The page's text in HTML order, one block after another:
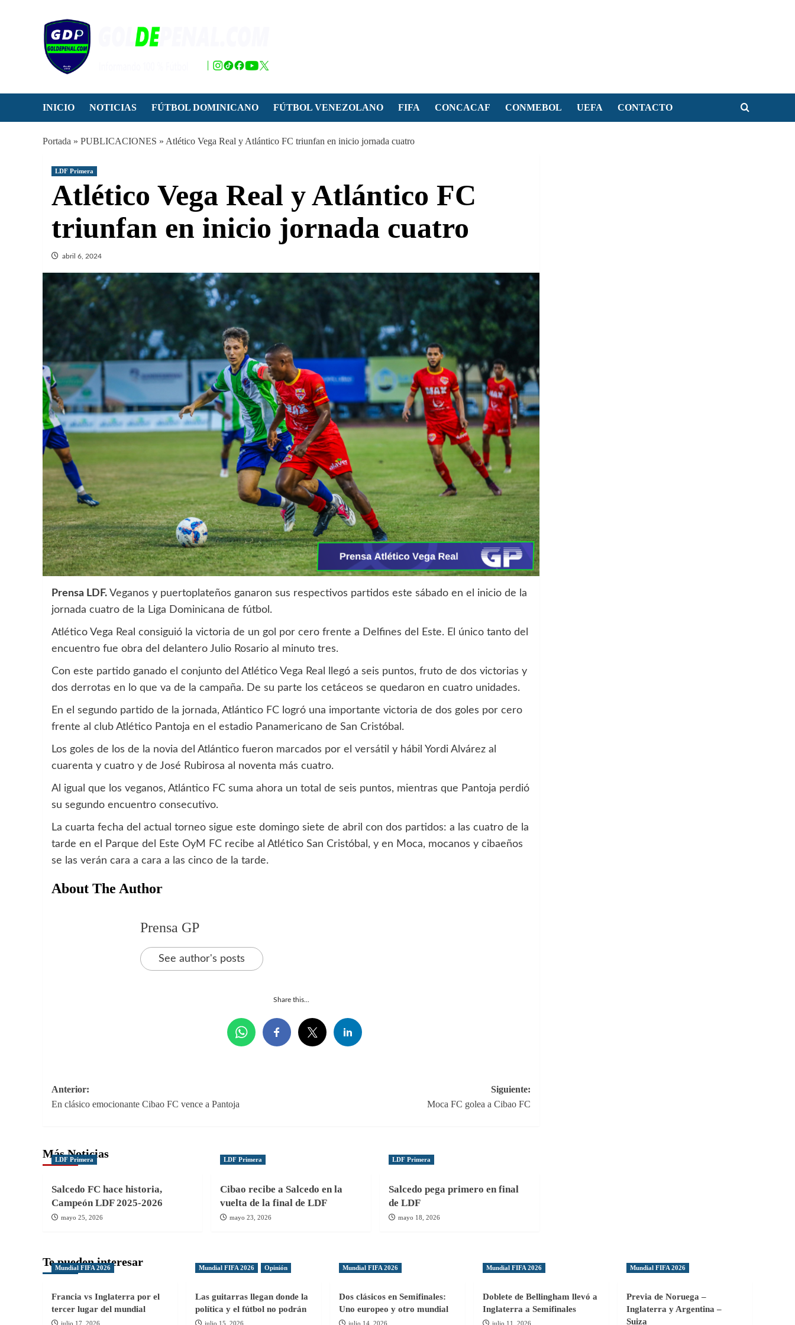
INICIO NOTICIAS FÚTBOL DOMINICANO FÚTBOL VENEZOLANO FIFA CONCACAF CONMEBOL UEFA CONTACTO
Portada » PUBLICACIONES » Atlético Vega Real y Atlántico FC triunfan en inicio jornada cuatro
LDF Primera
Atlético Vega Real y Atlántico FC
triunfan en inicio jornada cuatro
abril 6, 2024
Prensa LDF. Veganos y puertoplateños ganaron sus respectivos partidos este sábado en el inicio de la
jornada cuatro de la Liga Dominicana de fútbol.
Atlético Vega Real consiguió la victoria de un gol por cero frente a Delfines del Este. El único tanto del
encuentro fue obra del delantero Julio Rosario al minuto tres.
Con este partido ganado el conjunto del Atlético Vega Real llegó a seis puntos, fruto de dos victorias y
dos derrotas en lo que va de la campaña. De su parte los cetáceos se quedaron en cuatro unidades.
En el segundo partido de la jornada, Atlántico FC logró una importante victoria de dos goles por cero
frente al club Atlético Pantoja en el estadio Panamericano de San Cristóbal.
Los goles de los de la novia del Atlántico fueron marcados por el versátil y hábil Yordi Alvárez al
cuarenta y cuatro y de José Rubirosa al noventa más cuatro.
Al igual que los veganos, Atlántico FC suma ahora un total de seis puntos, mientras que Pantoja perdió
su segundo encuentro consecutivo.
La cuarta fecha del actual torneo sigue este domingo siete de abril con dos partidos: a las cuatro de la
tarde en el Parque del Este OyM FC recibe al Atlético San Cristóbal, y en Moca, mocanos y cibaeños
se las verán cara a cara a las cinco de la tarde.
About The Author
Prensa GP
See author's posts
Share this...
Navegación
de
Anterior:
En clásico emocionante Cibao FC vence a Pantoja
Siguiente:
Moca FC golea a Cibao FC
Más Noticias
LDF Primera
Salcedo FC hace historia,
Campeón LDF 2025-2026
mayo 25, 2026
LDF Primera
Cibao recibe a Salcedo en la
vuelta de la final de LDF
mayo 23, 2026
LDF Primera
Salcedo pega primero en final
de LDF
mayo 18, 2026
Te pueden interesar
Mundial FIFA 2026
Francia vs Inglaterra por el
tercer lugar del mundial
julio 17, 2026
Mundial FIFA 2026 Opinión
Las guitarras llegan donde la
política y el fútbol no podrán
julio 15, 2026
Mundial FIFA 2026
Dos clásicos en Semifinales:
Uno europeo y otro mundial
julio 14, 2026
Mundial FIFA 2026
Doblete de Bellingham llevó a
Inglaterra a Semifinales
julio 11, 2026
Mundial FIFA 2026
Previa de Noruega –
Inglaterra y Argentina –
Suiza